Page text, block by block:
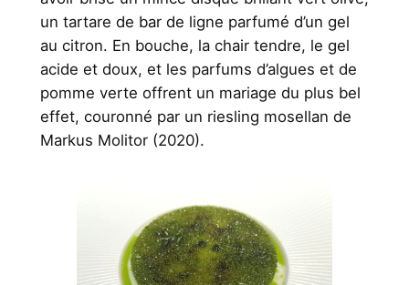
un tartare de bar de ligne parfumé d’un gel
au citron. En bouche, la chair tendre, le gel
acide et doux, et les parfums d’algues et de
pomme verte offrent un mariage du plus bel
effet, couronné par un riesling mosellan de
Markus Molitor (2020).